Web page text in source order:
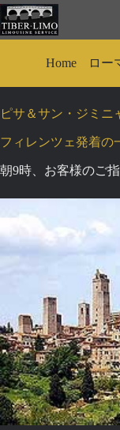
Skip
to
content
Home ロー
ピサ＆サン・ジミニ
フィレンツェ発着の
朝9時、お客様のご